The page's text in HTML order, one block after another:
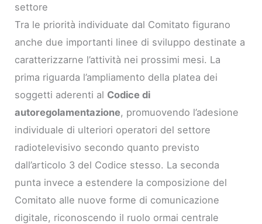
settore
Tra le priorità individuate dal Comitato figurano
anche due importanti linee di sviluppo destinate a
caratterizzarne l’attività nei prossimi mesi. La
prima riguarda l’ampliamento della platea dei
soggetti aderenti al Codice di
autoregolamentazione, promuovendo l’adesione
individuale di ulteriori operatori del settore
radiotelevisivo secondo quanto previsto
dall’articolo 3 del Codice stesso. La seconda
punta invece a estendere la composizione del
Comitato alle nuove forme di comunicazione
digitale, riconoscendo il ruolo ormai centrale